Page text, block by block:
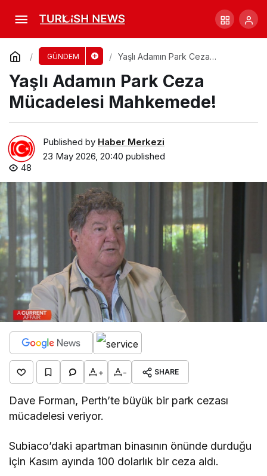
GÜNDEM
Yaşlı Adamın Park Ceza
Yaşlı Adamın Park Ceza
Mücadelesi Mahkemede!
Published by Haber Merkezi
23 May 2026, 20:40 published
48
+ - SHARE
Dave Forman, Perth’te büyük bir park cezası
mücadelesi veriyor.
Subiaco’daki apartman binasının önünde durduğu
için Kasım ayında 100 dolarlık bir ceza aldı.
Erken Doğan İkizler İçin Zorlu Hastane
Süreci
Comment Share